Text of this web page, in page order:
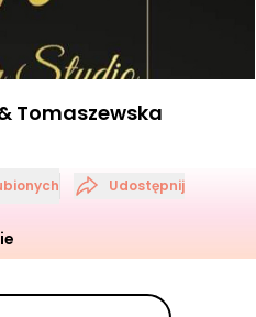
Tomaszewska
Udostępnij